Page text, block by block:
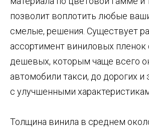
позволит воплотить любые
смелые, решения. Существует
ассортимент виниловых пленок
дешевых, которым чаще всего
автомобили такси, до дорогих
с улучшенными
Толщина винила в среднем